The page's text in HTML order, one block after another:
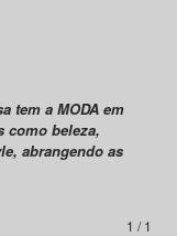
tem a MODA em
como beleza,
abrangendo as
1 / 1